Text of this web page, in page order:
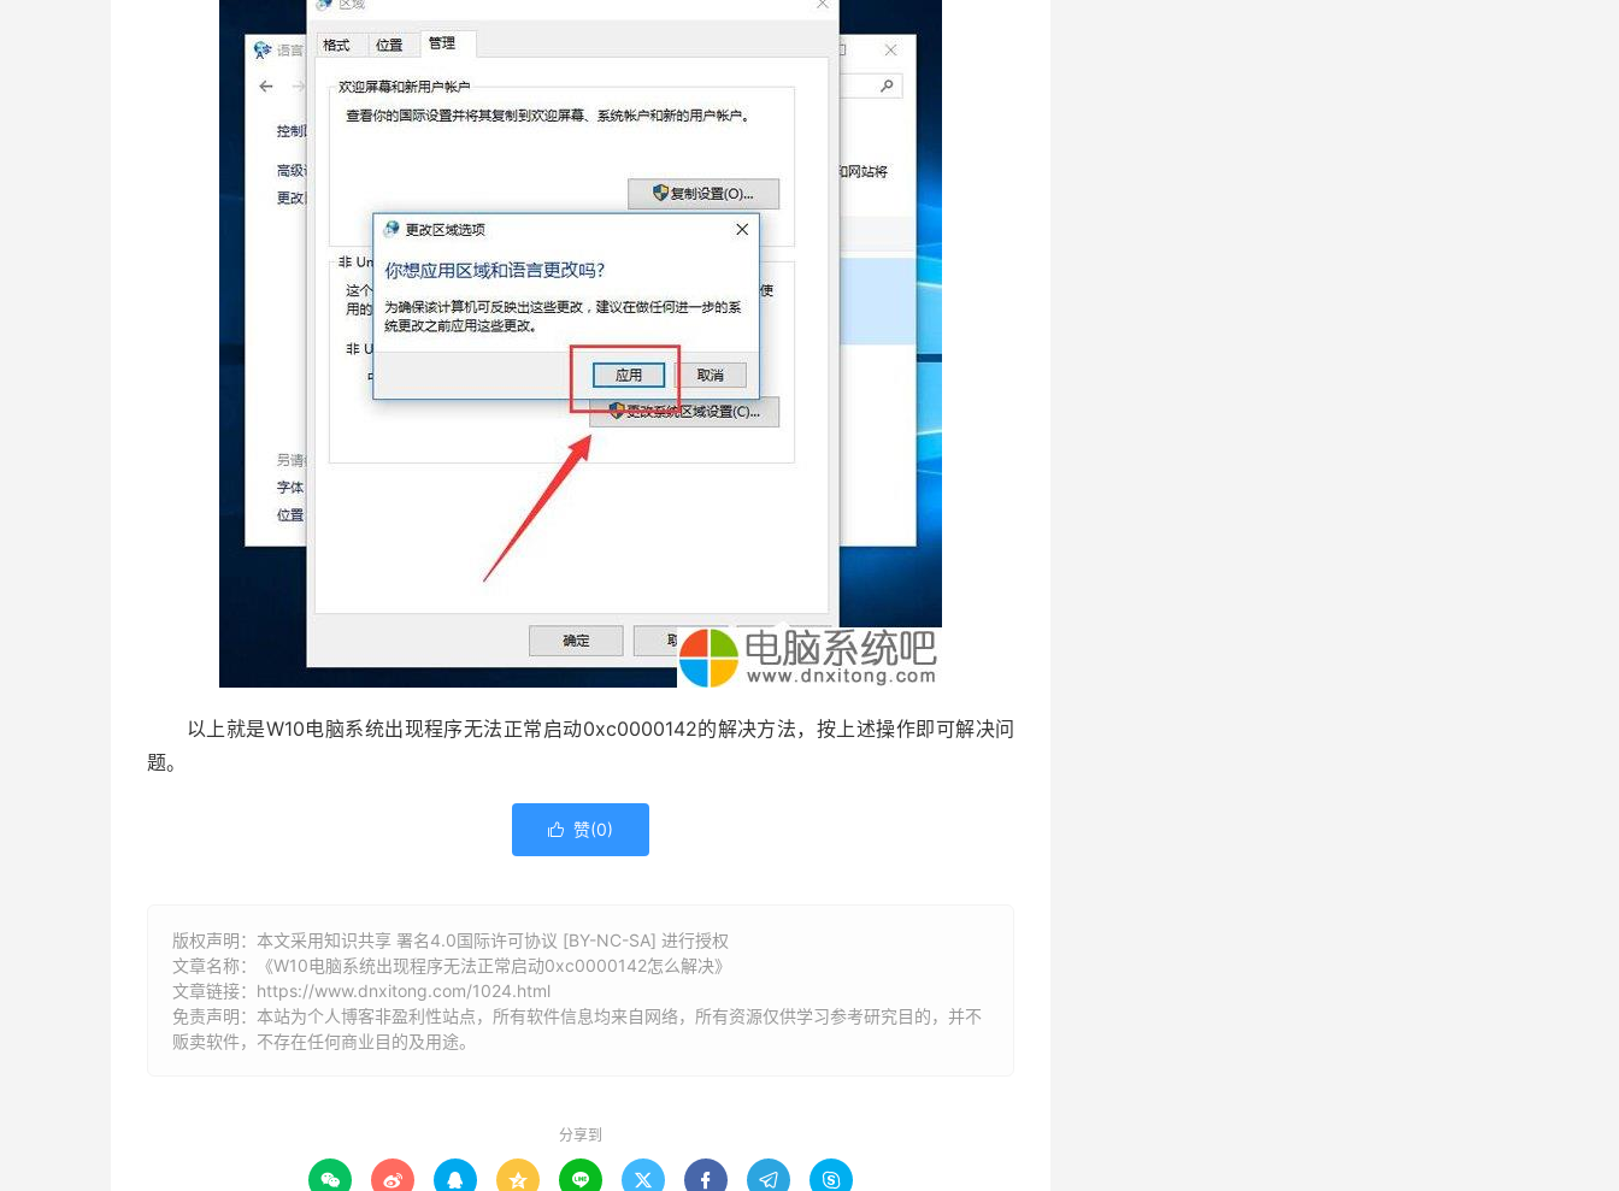
以上就是W10电脑系统出现程序无法正常启动0xc0000142的解决方法，按上述操作即可解决问
题。
 赞(0)
版权声明：本文采用知识共享 署名4.0国际许可协议 [BY-NC-SA] 进行授权
文章名称：《W10电脑系统出现程序无法正常启动0xc0000142怎么解决》
文章链接： https://www.dnxitong.com/1024.html
免责声明：本站为个人博客非盈利性站点，所有软件信息均来自网络，所有资源仅供学习参考研究目的，并不
贩卖软件，不存在任何商业目的及用途。
分享到
        